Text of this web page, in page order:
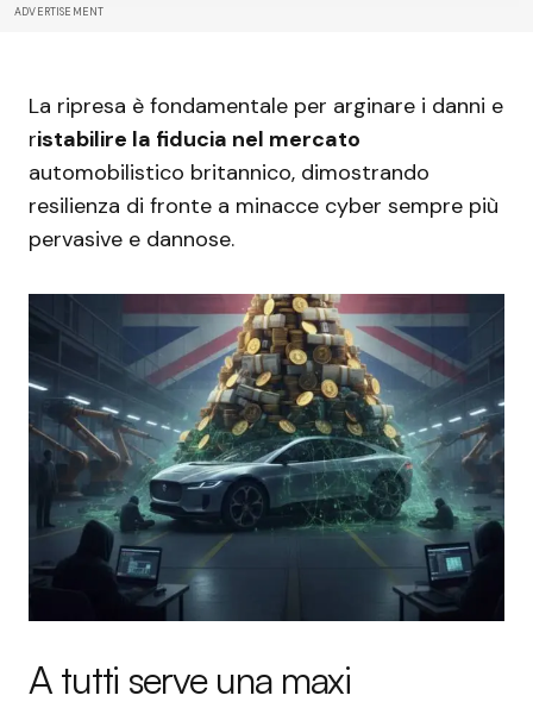
ADVERTISEMENT
La ripresa è fondamentale per arginare i danni e
ristabilire la fiducia nel mercato
automobilistico britannico, dimostrando
resilienza di fronte a minacce cyber sempre più
pervasive e dannose.
A tutti serve una maxi